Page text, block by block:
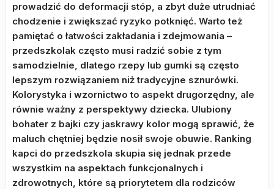
prowadzić do deformacji stóp, a zbyt duże utrudniać
chodzenie i zwiększać ryzyko potknięć. Warto też
pamiętać o łatwości zakładania i zdejmowania –
przedszkolak często musi radzić sobie z tym
samodzielnie, dlatego rzepy lub gumki są często
lepszym rozwiązaniem niż tradycyjne sznurówki.
Kolorystyka i wzornictwo to aspekt drugorzędny, ale
równie ważny z perspektywy dziecka. Ulubiony
bohater z bajki czy jaskrawy kolor mogą sprawić, że
maluch chętniej będzie nosił swoje obuwie. Ranking
kapci do przedszkola skupia się jednak przede
wszystkim na aspektach funkcjonalnych i
zdrowotnych, które są priorytetem dla rodziców